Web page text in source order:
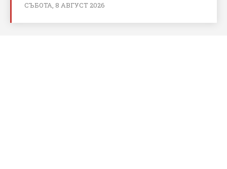
СЪБОТА, 8 АВГУСТ 2026